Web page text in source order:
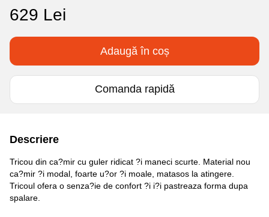
629 Lei
Adaugă în coș
Comanda rapidă
Descriere
Tricou din ca?mir cu guler ridicat ?i maneci scurte. Material nou
ca?mir ?i modal, foarte u?or ?i moale, matasos la atingere.
Tricoul ofera o senza?ie de confort ?i i?i pastreaza forma dupa
spalare.